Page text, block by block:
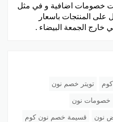
خصومات اضافية و في مثل
المنتجات باسعار
خارج الجمعة البيضاء .
تويتر خصم نون
خصومات نون
نون قسيمة خصم نون كوم